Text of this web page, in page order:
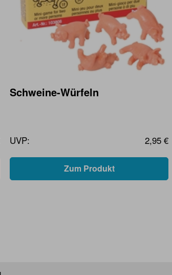
Schweine-Würfeln
UVP: 2,95 €
Zum Produkt